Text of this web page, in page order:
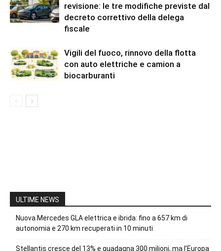
revisione: le tre modifiche previste dal
decreto correttivo della delega
fiscale
Vigili del fuoco, rinnovo della flotta
con auto elettriche e camion a
biocarburanti
ULTIME NEWS
Nuova Mercedes GLA elettrica e ibrida: fino a 657 km di
autonomia e 270 km recuperati in 10 minuti
Stellantis cresce del 13% e guadagna 300 milioni, ma l’Europa